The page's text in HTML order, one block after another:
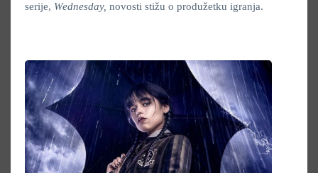
serije, Wednesday, novosti stižu o produžetku igranja.